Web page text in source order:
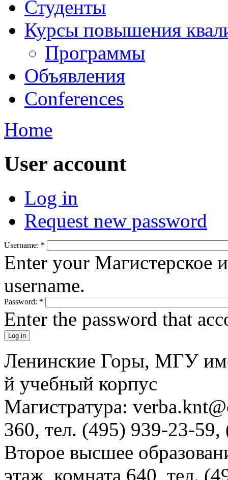
Студенты
Курсы повышения
Программы
Объявления
Conferences
Home
User account
Log in
Request new password
Username: *
Enter your Магистерское
username.
Password: *
Enter the password that
Ленинские Горы, МГУ
й учебный корпус
Магистратура:
360, тел. (495) 939-23-
Второе высшее
этаж, комната 640, тел.